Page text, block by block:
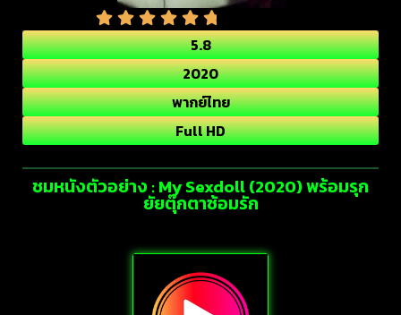
5.8
2020
พากย์ไทย
Full HD
ชมหนังตัวอย่าง : My Sexdoll (2020) พร้อมรุก
ยัยตุ๊กตาซ้อมรัก